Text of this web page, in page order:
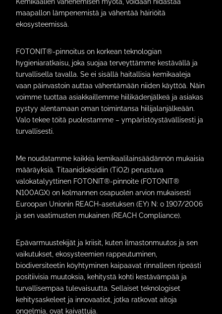
maapallon lämpenemistä ja vähentää häiriöitä
ekosysteemissä.
FOTONIT®-pinnoitus on korkean teknologian
hygieniaratkaisu, joka suojaa terveyttämme kestävällä ja
turvallisella tavalla. Se ei sisällä haitallisia kemikaaleja
vaan päinvastoin auttaa vähentämään niiden käyttöä. Näin
voimme tuottaa asiakkaillemme hiilikädenjälkeä ja asiakas
pystyy alentamaan oman toimintansa hiilijalanjälkeään.
Valo tekee töitä puolestamme – ympäristöystävällisesti ja
turvallisesti.
Me noudatamme kaikkia kemikaalilainsäädännön mukaisia
määräyksiä. Titaanidioksidiin (TiO2) perustuva
valokatalyyttinen FOTONIT®-pinnoite (FOTONIT®
N100AGX) on kolmannen osapuolen arvion mukaisesti
Euroopan Unionin REACH-asetuksen (EY) N: o 1907/2006
ja sen vaatimusten mukainen (REACH Compliance).
Epävarmuustekijät ja kriisit, kuten ilmastonmuutos ja sen
vaikutukset, ekosysteemien rappeutuminen,
biodiversiteetin köyhtyminen kaipaavat rinnalleen ripeästi
positiivisia muutoksia, kehitystä kohti kestävämpää ja
turvallisempaa tulevaisuutta. Sellaiset teknologiset
kehitysaskeleet ja innovaatiot, jotka ratkovat aitoja
ongelmia, ovat kaivattuja.